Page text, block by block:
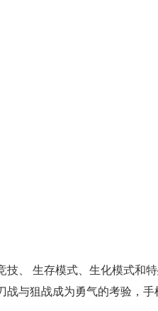
技、 生存模式、生化模式
与狙战成为勇气的考验，